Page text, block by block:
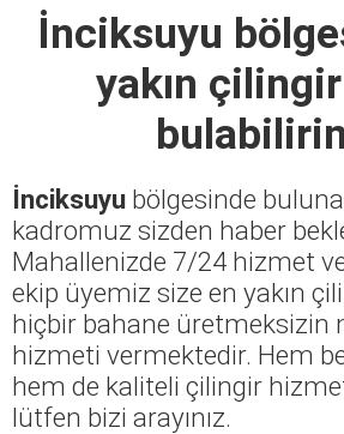
İnciksuyu
yakın çilingir
İnciksuyu bölgesinde
kadromuz sizden haber
Mahallenizde 7/24 hizmet
ekip üyemiz size en yakın
hiçbir bahane üretmeksizin
hizmeti vermektedir. Hem
hem de kaliteli çilingir
lütfen bizi arayınız.